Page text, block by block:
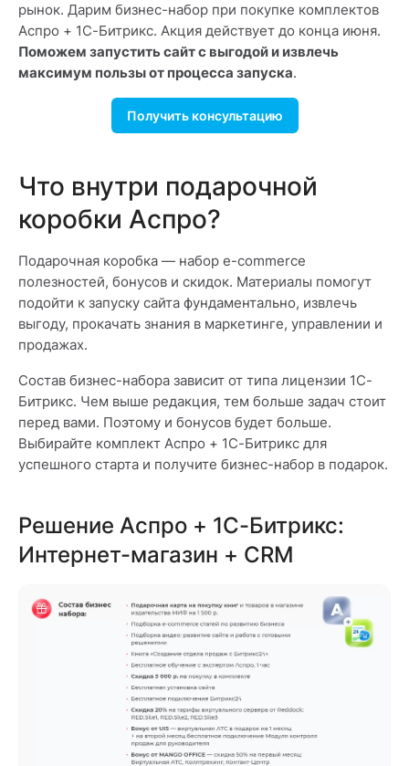
рынок. Дарим бизнес-набор при покупке комплектов
Аспро + 1С-Битрикс. Акция действует до конца июня.
Поможем запустить сайт с выгодой и извлечь
максимум пользы от процесса запуска.
Получить консультацию
Что внутри подарочной
коробки Аспро?
Подарочная коробка — набор e-commerce
полезностей, бонусов и скидок. Материалы помогут
подойти к запуску сайта фундаментально, извлечь
выгоду, прокачать знания в маркетинге, управлении и
продажах.
Состав бизнес-набора зависит от типа лицензии 1С-
Битрикс. Чем выше редакция, тем больше задач стоит
перед вами. Поэтому и бонусов будет больше.
Выбирайте комплект Аспро + 1С-Битрикс для
успешного старта и получите бизнес-набор в подарок.
Решение Аспро + 1С-Битрикс:
Интернет-магазин + CRM